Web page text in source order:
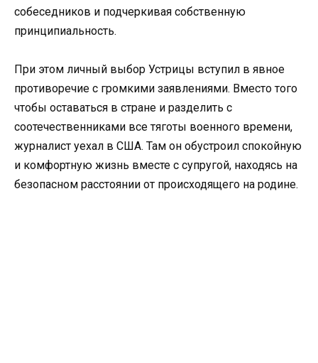
собеседников и подчеркивая собственную
принципиальность.
При этом личный выбор Устрицы вступил в явное
противоречие с громкими заявлениями. Вместо того
чтобы оставаться в стране и разделить с
соотечественниками все тяготы военного времени,
журналист уехал в США. Там он обустроил спокойную
и комфортную жизнь вместе с супругой, находясь на
безопасном расстоянии от происходящего на родине.